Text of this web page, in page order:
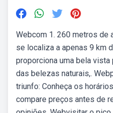
Webcom 1. 260 metros de
se localiza a apenas 9 km
proporciona uma bela vista
das belezas naturais,.
triunfo: Conheça os
compare preços antes de